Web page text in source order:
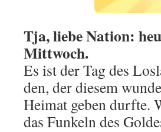
Tja, liebe Nation:
Mittwoch.
Es ist der Tag des
den, der diesem
Heimat geben durfte.
das Funkeln des